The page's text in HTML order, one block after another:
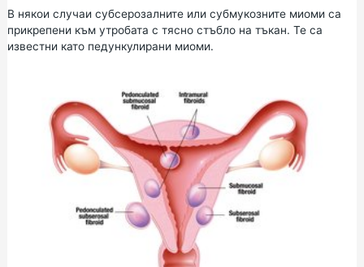
В някои случаи субсерозалните или субмукозните миоми са
прикрепени към утробата с тясно стъбло на тъкан. Те са
известни като педункулирани миоми.